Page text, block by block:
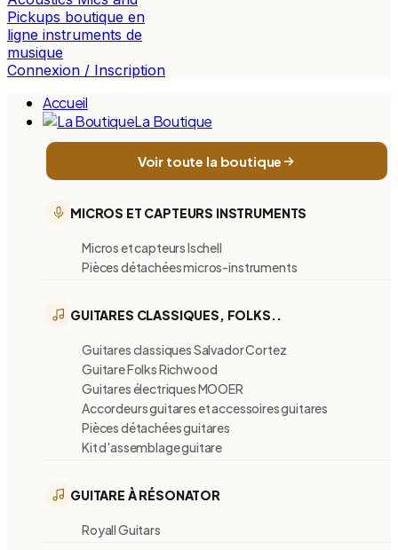
Connexion / Inscription
Accueil
La Boutique
Voir toute la boutique
MICROS ET CAPTEURS INSTRUMENTS
Micros et capteurs Ischell
Pièces détachées micros-instruments
GUITARES CLASSIQUES, FOLKS..
Guitares classiques Salvador Cortez
Guitare Folks Richwood
Guitares électriques MOOER
Accordeurs guitares et accessoires guitares
Pièces détachées guitares
Kit d'assemblage guitare
GUITARE À RÉSONATOR
Royall Guitars